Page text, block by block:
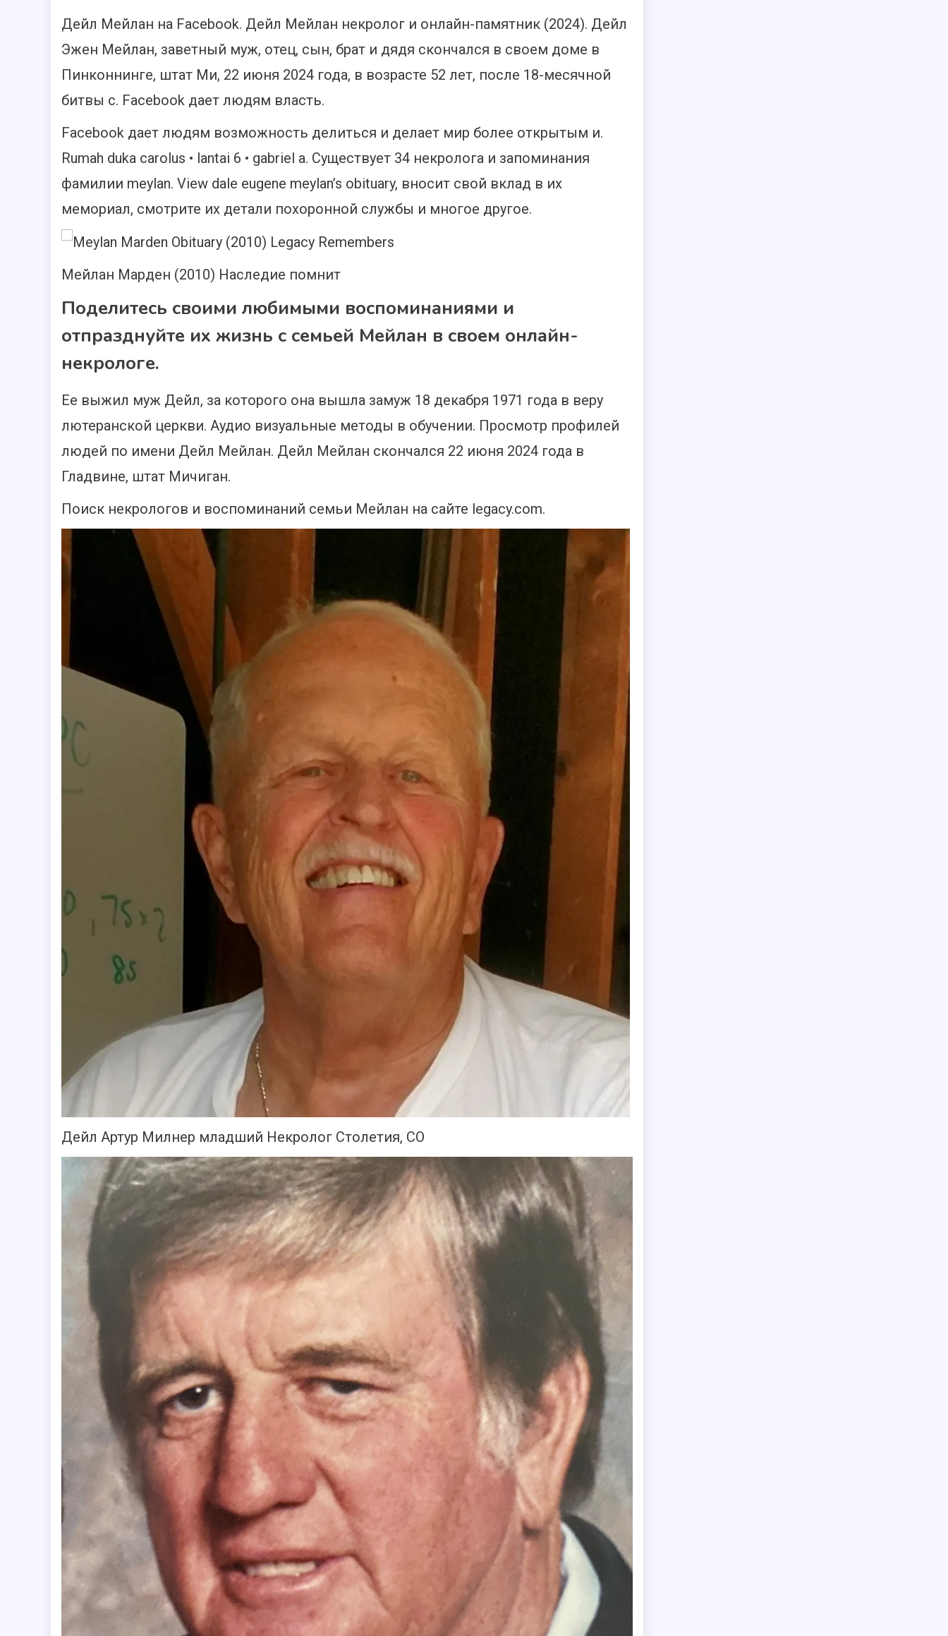
Дейл Мейлан на Facebook. Дейл Мейлан некролог и онлайн-памятник (2024). Дейл
Эжен Мейлан, заветный муж, отец, сын, брат и дядя скончался в своем доме в
Пинконнинге, штат Ми, 22 июня 2024 года, в возрасте 52 лет, после 18-месячной
битвы с. Facebook дает людям власть.
Facebook дает людям возможность делиться и делает мир более открытым и.
Rumah duka carolus • lantai 6 • gabriel a. Существует 34 некролога и запоминания
фамилии meylan. View dale eugene meylan’s obituary, вносит свой вклад в их
мемориал, смотрите их детали похоронной службы и многое другое.
Мейлан Марден (2010) Наследие помнит
Поделитесь своими любимыми воспоминаниями и
отпразднуйте их жизнь с семьей Мейлан в своем онлайн-
некрологе.
Ее выжил муж Дейл, за которого она вышла замуж 18 декабря 1971 года в веру
лютеранской церкви. Аудио визуальные методы в обучении. Просмотр профилей
людей по имени Дейл Мейлан. Дейл Мейлан скончался 22 июня 2024 года в
Гладвине, штат Мичиган.
Поиск некрологов и воспоминаний семьи Мейлан на сайте legacy.com.
Дейл Артур Милнер младший Некролог Столетия, CO